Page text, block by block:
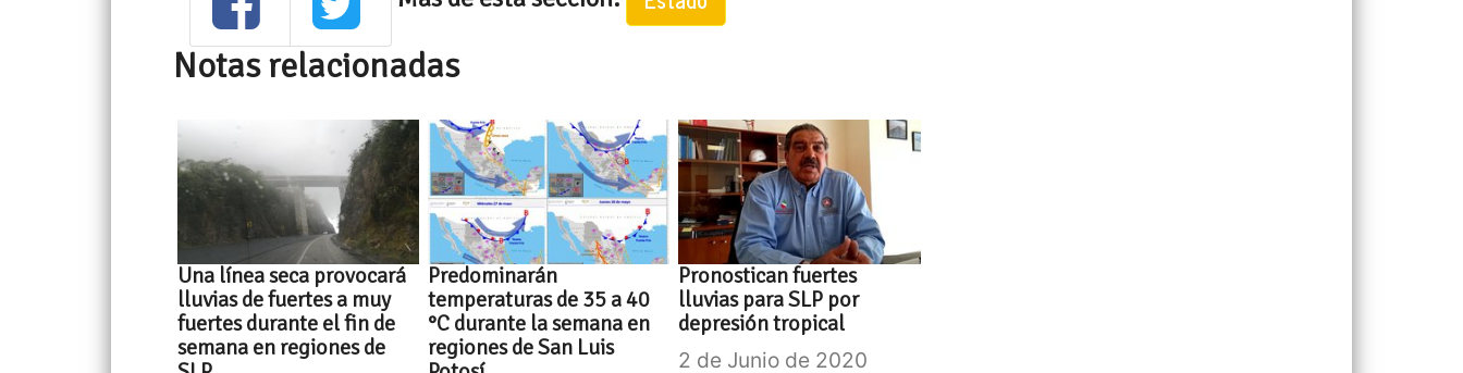
Notas relacionadas
Una línea seca provocará
lluvias de fuertes a muy
fuertes durante el fin de
semana en regiones de
Predominarán
temperaturas de 35 a 40
°C durante la semana en
regiones de San Luis
Pronostican fuertes
lluvias para SLP por
depresión tropical
2 de Junio de 2020